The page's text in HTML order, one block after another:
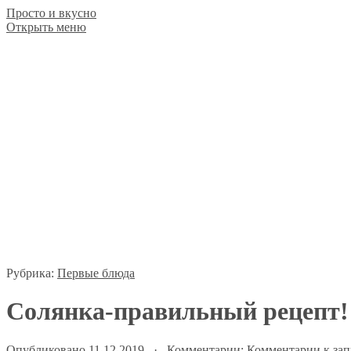
Просто и вкусно
Открыть меню
Рубрика: Первые блюда
Солянка-правильный рецепт!